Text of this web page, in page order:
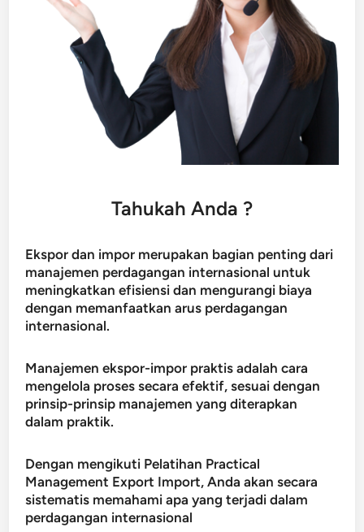
Tahukah Anda ?
Ekspor dan impor merupakan bagian penting dari
manajemen perdagangan internasional untuk
meningkatkan efisiensi dan mengurangi biaya
dengan memanfaatkan arus perdagangan
internasional.
Manajemen ekspor-impor praktis adalah cara
mengelola proses secara efektif, sesuai dengan
prinsip-prinsip manajemen yang diterapkan
dalam praktik.
Dengan mengikuti Pelatihan Practical
Management Export Import, Anda akan secara
sistematis memahami apa yang terjadi dalam
perdagangan internasional